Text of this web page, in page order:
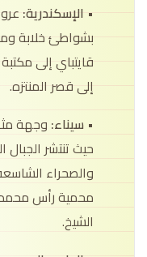
• الإسكندرية:
بشواطئ خلابة
قايتباي إلى
إلى قصر المنتزه.
• سيناء: وجهة
حيث تنتشر
والصحراء
محمية رأس
الشيخ.